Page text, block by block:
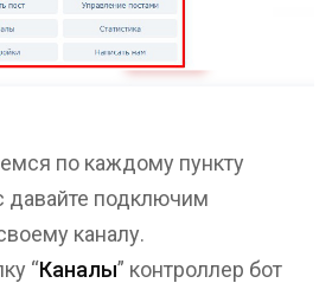
по каждому пункту
давайте подключим
каналу.
“Каналы” контроллер бот